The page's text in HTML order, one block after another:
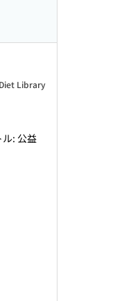
Library
: 公益